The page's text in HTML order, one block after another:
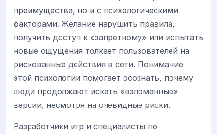
преимущества, но и с психологическими
факторами. Желание нарушить правила,
получить доступ к «запретному» или испытать
новые ощущения толкает пользователей на
рискованные действия в сети. Понимание
этой психологии помогает осознать, почему
люди продолжают искать «взломанные»
версии, несмотря на очевидные риски.
Разработчики игр и специалисты по